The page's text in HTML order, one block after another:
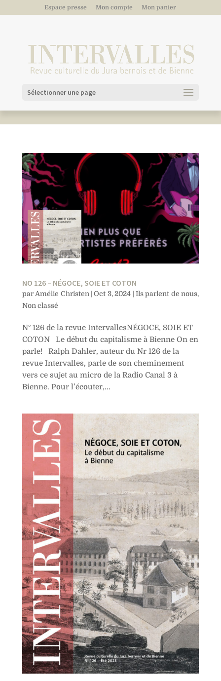
Espace presse Mon compte Mon panier
Sélectionner une page
NO 126 – NÉGOCE, SOIE ET COTON
parAmélie Christen |Oct 3, 2024 |Ils parlent de nous,
Non classé
N° 126 de la revue IntervallesNÉGOCE, SOIE ET
COTON Le début du capitalisme à Bienne On en
parle! Ralph Dahler, auteur du Nr 126 de la
revue Intervalles, parle de son cheminement
vers ce sujet au micro de la Radio Canal 3 à
Bienne. Pour l’écouter,...